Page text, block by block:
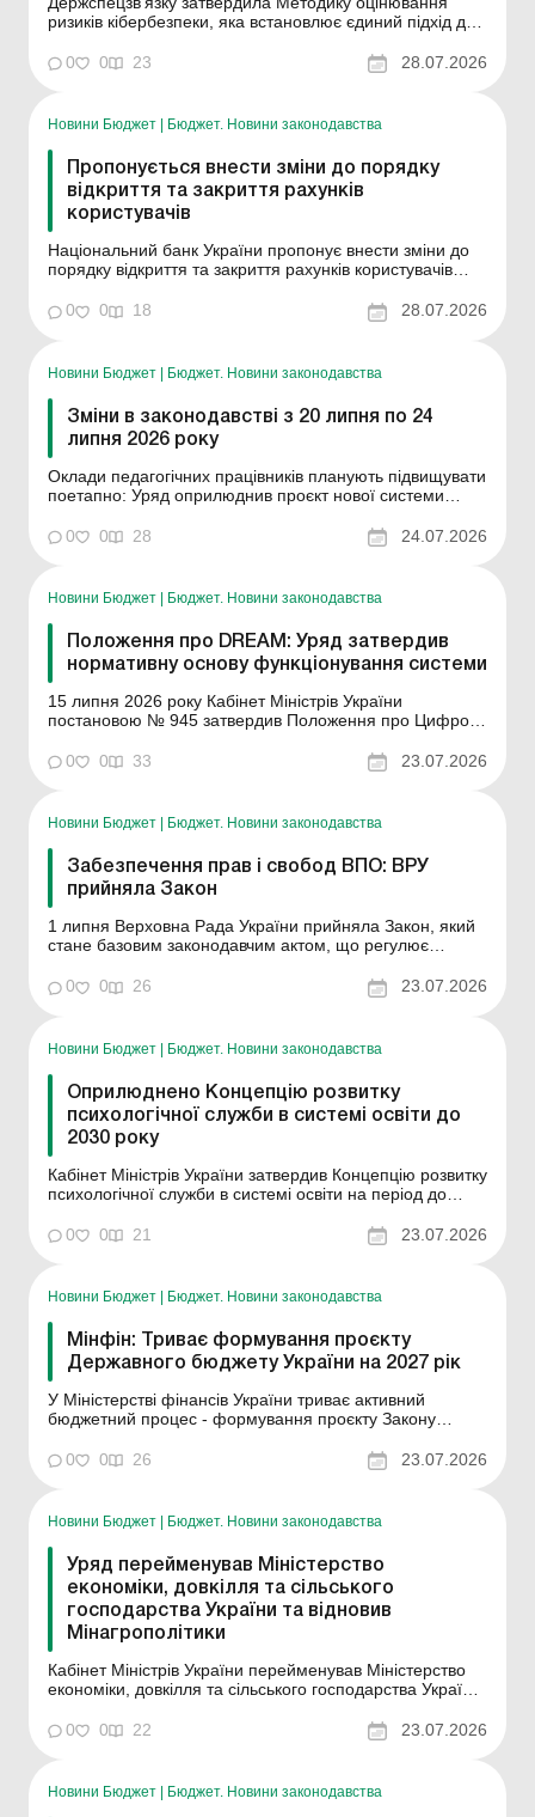
ризиків кібербезпеки, яка встановлює єдиний підхід до
органів державної влади, операторів критичної
інфраструктури та власників (розпорядників) об’єктів
0 0 23 28.07.2026
Новини Бюджет Бюджет. Новини законодавства
Пропонується внести зміни до порядку
відкриття та закриття рахунків
користувачів
Національний банк України пропонує внести зміни до
порядку відкриття та закриття рахунків користувачів
рахунків. Це зумовлено необхідністю врахування
окремих вимог Закону України "Про внесення змін до
0 0 18 28.07.2026
Новини Бюджет | Бюджет. Новини законодавства
Зміни в законодавстві з 20 липня по 24
липня 2026 року
Оклади педагогічних працівників планують підвищувати
поетапно: Уряд оприлюднив проєкт нової системи
проєкт постанови «Про умови оплати праці
педагогічних і науково-педагогічних працівників», яким
0 0 28 24.07.2026
Новини Бюджет Бюджет. Новини законодавства
Положення про DREAM: Уряд затвердив
нормативну основу функціонування системи
15 липня 2026 року Кабінет Міністрів України
постановою № 945 затвердив Положення про Цифрову
підготовки та моніторингу публічних інвестиційних
проектів та програму публічних інвестицій (DREAM).
практикою використ...
0 0 33 23.07.2026
Новини Бюджет Бюджет. Новини законодавства
Забезпечення прав і свобод ВПО: ВРУ
прийняла Закон
1 липня Верховна Рада України прийняла Закон, який
стане базовим законодавчим актом, що регулює
враховує сучасні виклики, зумовлені триваючою
збройною агресією проти України, а також останні
З...
0 0 26 23.07.2026
Новини Бюджет | Бюджет. Новини законодавства
Оприлюднено Концепцію розвитку
психологічної служби в системі освіти до
2030 року
Кабінет Міністрів України затвердив Концепцію розвитку
психологічної служби в системі освіти на період до
розвитку психологічної служби та передбачає
створення цілісної, доступної й стійкої системи
уч...
0 0 21 23.07.2026
Новини Бюджет | Бюджет. Новини законодавства
Мінфін: Триває формування проєкту
Державного бюджету України на 2027 рік
У Міністерстві фінансів України триває активний
бюджетний процес - формування проєкту Закону
Робота здійснюється відповідно до визначених
Бюджетним кодексом України етапів і строків. Наразі
0 0 26 23.07.2026
Новини Бюджет Бюджет. Новини законодавства
Уряд перейменував Міністерство
економіки, довкілля та сільського
господарства України та відновив
Мінагрополітики
Кабінет Міністрів України перейменував Міністерство
економіки, довкілля та сільського господарства України
Відповідну постанову Уряд ухвалив на засіданні 17
0 0 22 23.07.2026
Новини Бюджет Бюджет. Новини законодавства